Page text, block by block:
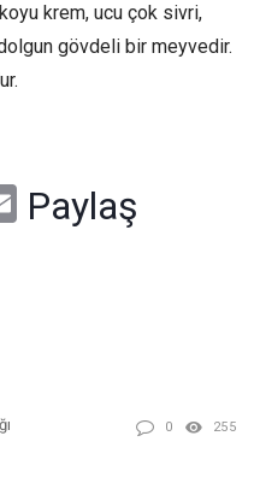
krem, ucu çok sivri,
gövdeli bir meyvedir.
Email
Paylaş
0 255